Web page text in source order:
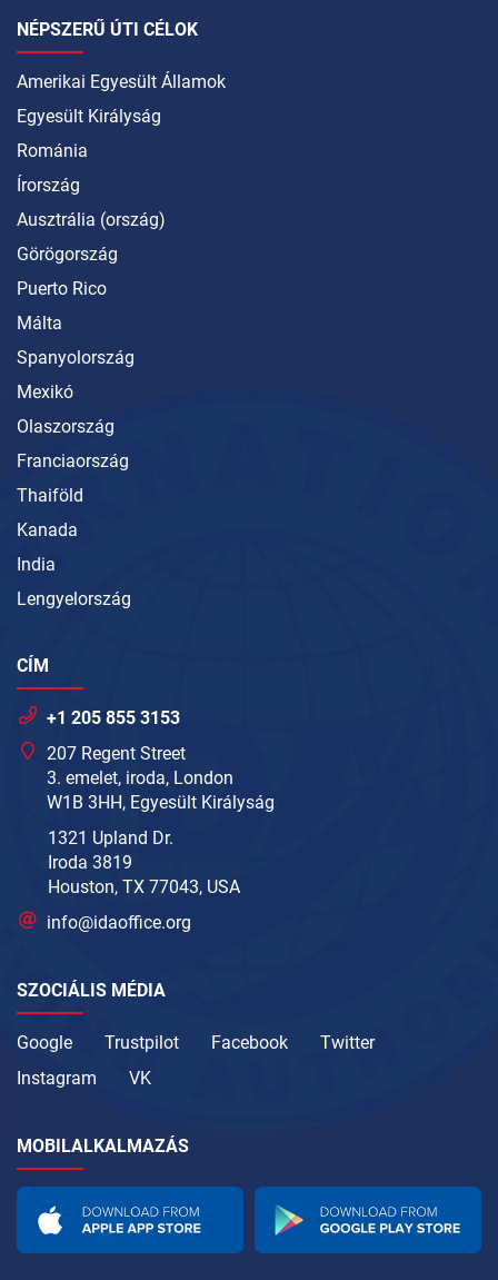
NÉPSZERŰ ÚTI CÉLOK
Amerikai Egyesült Államok
Egyesült Királyság
Románia
Írország
Ausztrália (ország)
Görögország
Puerto Rico
Málta
Spanyolország
Mexikó
Olaszország
Franciaország
Thaiföld
Kanada
India
Lengyelország
CÍM
+1 205 855 3153
207 Regent Street
3. emelet, iroda, London
W1B 3HH, Egyesült Királyság
1321 Upland Dr.
Iroda 3819
Houston, TX 77043, USA
info@idaoffice.org
SZOCIÁLIS MÉDIA
Google Trustpilot Facebook
Twitter
Instagram
VK
MOBILALKALMAZÁS